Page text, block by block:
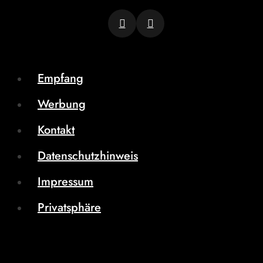
Empfang
Werbung
Kontakt
Datenschutzhinweis
Impressum
Privatsphäre